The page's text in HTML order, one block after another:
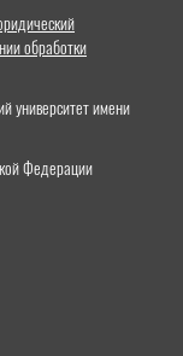
обработки
университет имени
Федерации